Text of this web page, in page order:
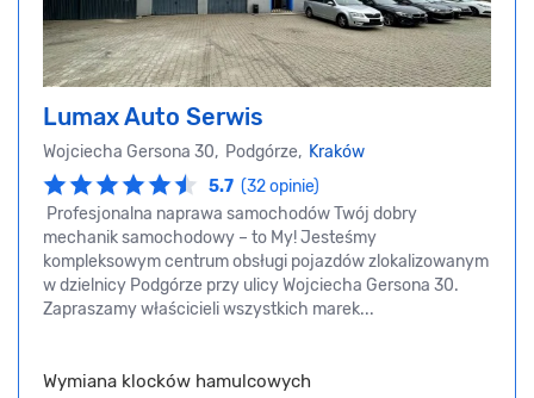
Lumax Auto Serwis
Wojciecha Gersona 30, Podgórze, Kraków
5.7 (32 opinie)
Profesjonalna naprawa samochodów Twój dobry
mechanik samochodowy – to My! Jesteśmy
kompleksowym centrum obsługi pojazdów zlokalizowanym
w dzielnicy Podgórze przy ulicy Wojciecha Gersona 30.
Zapraszamy właścicieli wszystkich marek...
Wymiana klocków hamulcowych